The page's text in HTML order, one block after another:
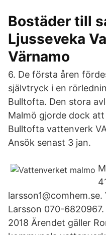
Bostäder till
Ljusseveka
Värnamo
6. De första åren
självtryck i en
Bulltofta. Den stora
Malmö gjorde dock
Bulltofta vattenverk VA
Ansök senast 3 jan.
Larsson 070-
2018 Ärendet gäller